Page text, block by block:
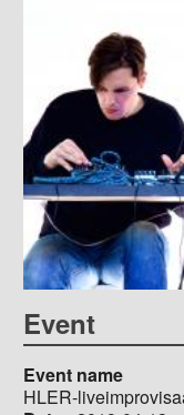
Event
Event name
HLER-